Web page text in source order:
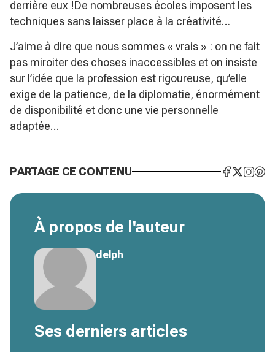
derrière eux !De nombreuses écoles imposent les
techniques sans laisser place à la créativité…
J’aime à dire que nous sommes « vrais » : on ne fait
pas miroiter des choses inaccessibles et on insiste
sur l’idée que la profession est rigoureuse, qu’elle
exige de la patience, de la diplomatie, énormément
de disponibilité et donc une vie personnelle
adaptée…
PARTAGE CE CONTENU
À propos de l'auteur
delph
Ses derniers articles